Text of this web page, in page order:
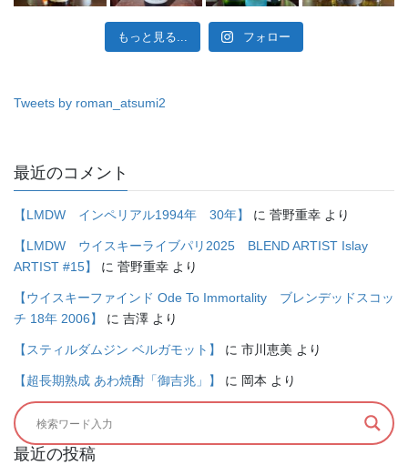
もっと見る... フォロー
Tweets by roman_atsumi2
最近のコメント
【LMDW インペリアル1994年 30年】 に 菅野重幸 より
【LMDW ウイスキーライブパリ2025 BLEND ARTIST Islay
ARTIST #15】
に 菅野重幸 より
【ウイスキーファインド Ode To Immortality ブレンデッドスコッ
チ 18年 2006】
に 吉澤 より
【スティルダムジン ベルガモット】 に 市川恵美 より
【超長期熟成 あわ焼酎「御吉兆」】 に 岡本 より
最近の投稿